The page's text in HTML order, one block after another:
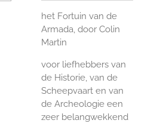
het Fortuin van de
Armada, door Colin
Martin
voor liefhebbers van
de Historie, van de
Scheepvaart en van
de Archeologie een
zeer belangwekkend